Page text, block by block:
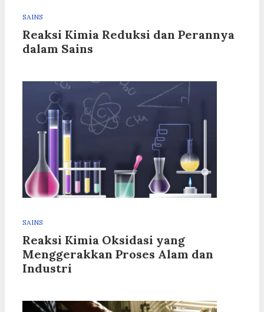
SAINS
Reaksi Kimia Reduksi dan Perannya
dalam Sains
SAINS
Reaksi Kimia Oksidasi yang
Menggerakkan Proses Alam dan
Industri